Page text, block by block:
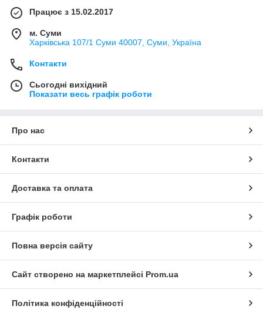
Працює з 15.02.2017
м. Суми
Харківська 107/1 Суми 40007, Суми, Україна
Контакти
Сьогодні вихідний
Показати весь графік роботи
Про нас
Контакти
Доставка та оплата
Графік роботи
Повна версія сайту
Сайт створено на маркетплейсі Prom.ua
Політика конфіденційності